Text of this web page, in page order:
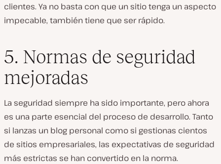
clientes. Ya no basta con que un sitio tenga un aspecto
impecable, también tiene que ser rápido.
5. Normas de seguridad
mejoradas
La seguridad siempre ha sido importante, pero ahora
es una parte esencial del proceso de desarrollo. Tanto
si lanzas un blog personal como si gestionas cientos
de sitios empresariales, las expectativas de seguridad
más estrictas se han convertido en la norma.